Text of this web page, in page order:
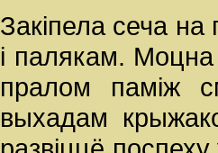
Закіпела сеча на
і палякам. Моцна
пралом паміж
выхадам